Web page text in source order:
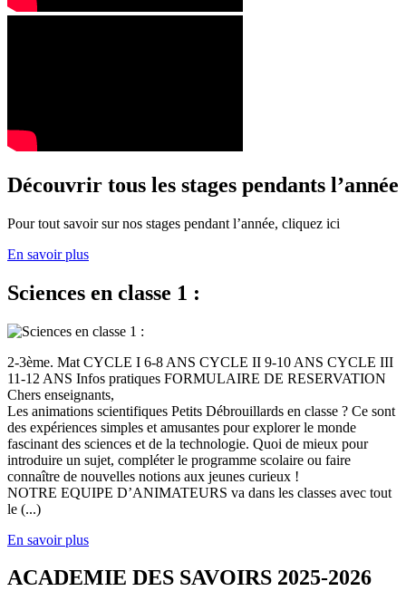
Découvrir tous les stages pendants l’année
Pour tout savoir sur nos stages pendant l’année, cliquez ici
En savoir plus
Sciences en classe 1 :
2-3ème. Mat CYCLE I 6-8 ANS CYCLE II 9-10 ANS CYCLE III
11-12 ANS Infos pratiques FORMULAIRE DE RESERVATION
Chers enseignants,
Les animations scientifiques Petits Débrouillards en classe ? Ce sont
des expériences simples et amusantes pour explorer le monde
fascinant des sciences et de la technologie. Quoi de mieux pour
introduire un sujet, compléter le programme scolaire ou faire
connaître de nouvelles notions aux jeunes curieux !
NOTRE EQUIPE D’ANIMATEURS va dans les classes avec tout
le (...)
En savoir plus
ACADEMIE DES SAVOIRS 2025-2026